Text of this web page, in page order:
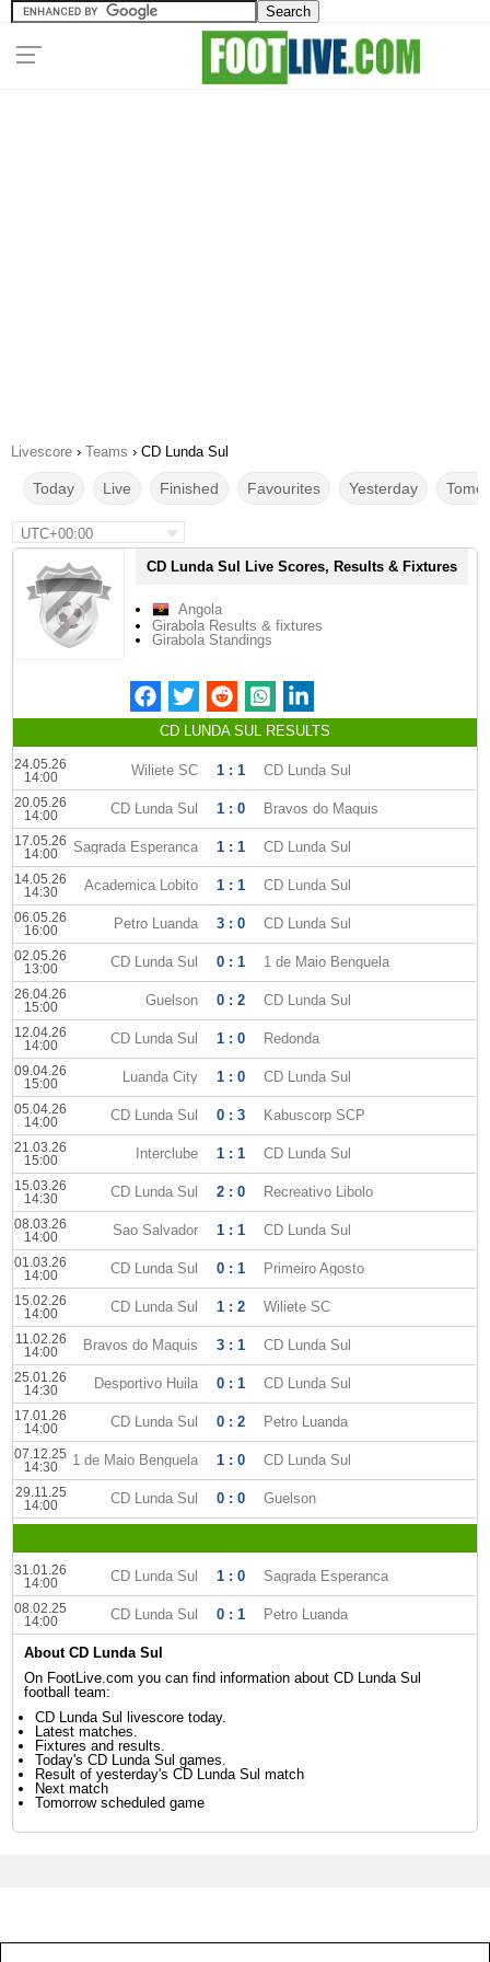
Livescore › Teams › CD Lunda Sul
Today Live Finished Favourites Yesterday
UTC+00:00
CD Lunda Sul Live Scores, Results & Fixtures
Angola
Girabola Results & fixtures
Girabola Standings
CD LUNDA SUL RESULTS
24.05.26
14:00
Wiliete SC 1 : 1 CD Lunda Sul
20.05.26
14:00
CD Lunda Sul 1 : 0 Bravos do Maquis
17.05.26
14:00
Sagrada Esperanca 1 : 1 CD Lunda Sul
14.05.26
14:30
Academica Lobito 1 : 1 CD Lunda Sul
06.05.26
16:00
Petro Luanda 3 : 0 CD Lunda Sul
02.05.26
13:00
CD Lunda Sul 0 : 1 1 de Maio Benguela
26.04.26
15:00
Guelson 0 : 2 CD Lunda Sul
12.04.26
14:00
CD Lunda Sul 1 : 0 Redonda
09.04.26
15:00
Luanda City 1 : 0 CD Lunda Sul
05.04.26
14:00
CD Lunda Sul 0 : 3 Kabuscorp SCP
21.03.26
15:00
Interclube 1 : 1 CD Lunda Sul
15.03.26
14:30
CD Lunda Sul 2 : 0 Recreativo Libolo
08.03.26
14:00
Sao Salvador 1 : 1 CD Lunda Sul
01.03.26
14:00
CD Lunda Sul 0 : 1 Primeiro Agosto
15.02.26
14:00
CD Lunda Sul 1 : 2 Wiliete SC
11.02.26
14:00
Bravos do Maquis 3 : 1 CD Lunda Sul
25.01.26
14:30
Desportivo Huila 0 : 1 CD Lunda Sul
17.01.26
14:00
CD Lunda Sul 0 : 2 Petro Luanda
07.12.25
14:30
1 de Maio Benguela 1 : 0 CD Lunda Sul
29.11.25
14:00
CD Lunda Sul 0 : 0 Guelson
31.01.26
14:00
CD Lunda Sul 1 : 0 Sagrada Esperanca
08.02.25
14:00
CD Lunda Sul 0 : 1 Petro Luanda
About CD Lunda Sul
On FootLive.com you can find information about CD Lunda Sul
football team:
CD Lunda Sul livescore today.
Latest matches.
Fixtures and results.
Today's CD Lunda Sul games.
Result of yesterday's CD Lunda Sul match
Next match
Tomorrow scheduled game